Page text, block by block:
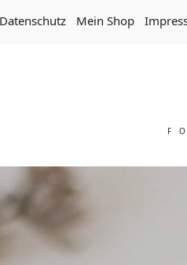
Datenschutz Mein Shop